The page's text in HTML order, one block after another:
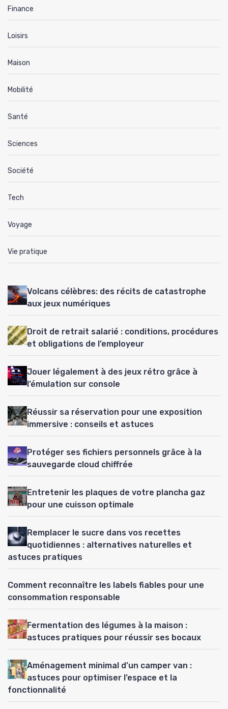
Finance
Loisirs
Maison
Mobilité
Santé
Sciences
Société
Tech
Voyage
Vie pratique
Volcans célèbres: des récits de catastrophe
aux jeux numériques
Droit de retrait salarié : conditions, procédures
et obligations de l’employeur
Jouer légalement à des jeux rétro grâce à
l’émulation sur console
Réussir sa réservation pour une exposition
immersive : conseils et astuces
Protéger ses fichiers personnels grâce à la
sauvegarde cloud chiffrée
Entretenir les plaques de votre plancha gaz
pour une cuisson optimale
Remplacer le sucre dans vos recettes
quotidiennes : alternatives naturelles et
astuces pratiques
Comment reconnaître les labels fiables pour une
consommation responsable
Fermentation des légumes à la maison :
astuces pratiques pour réussir ses bocaux
Aménagement minimal d’un camper van :
astuces pour optimiser l’espace et la
fonctionnalité